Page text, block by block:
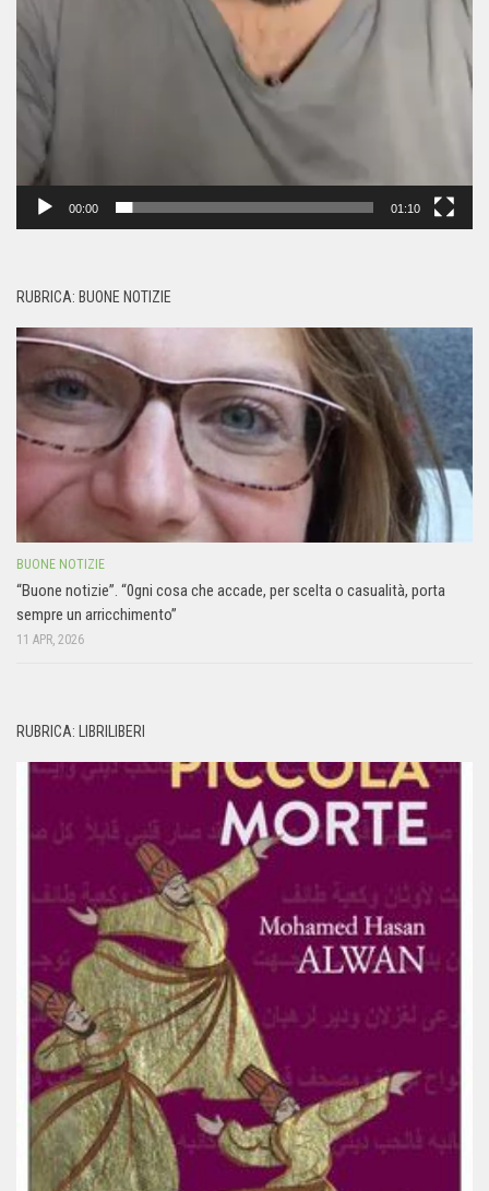
00:00 01:10
RUBRICA: BUONE NOTIZIE
BUONE NOTIZIE
“Buone notizie”. “0gni cosa che accade, per scelta o casualità, porta
sempre un arricchimento”
11 APR, 2026
RUBRICA: LIBRILIBERI